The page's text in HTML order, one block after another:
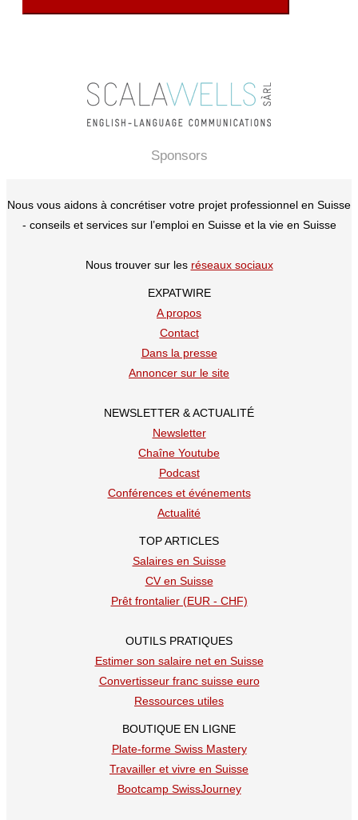
Sponsors
Nous vous aidons à concrétiser votre projet professionnel en Suisse
- conseils et services sur l’emploi en Suisse et la vie en Suisse
Nous trouver sur les réseaux sociaux
EXPATWIRE
A propos
Contact
Dans la presse
Annoncer sur le site
NEWSLETTER & ACTUALITÉ
Newsletter
Chaîne Youtube
Podcast
Conférences et événements
Actualité
TOP ARTICLES
Salaires en Suisse
CV en Suisse
Prêt frontalier (EUR - CHF)
OUTILS PRATIQUES
Estimer son salaire net en Suisse
Convertisseur franc suisse euro
Ressources utiles
BOUTIQUE EN LIGNE
Plate-forme Swiss Mastery
Travailler et vivre en Suisse
Bootcamp SwissJourney